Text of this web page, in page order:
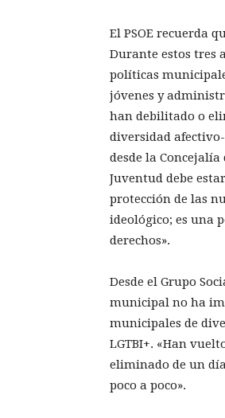
El PSOE recuerda
Durante estos tres
políticas
jóvenes y
han debilitado o
diversidad
desde la
Juventud debe
protección de las
ideológico; es una
derechos».
Desde el Grupo
municipal no ha
municipales de
LGTBI+. «Han
eliminado de un
poco a poco».